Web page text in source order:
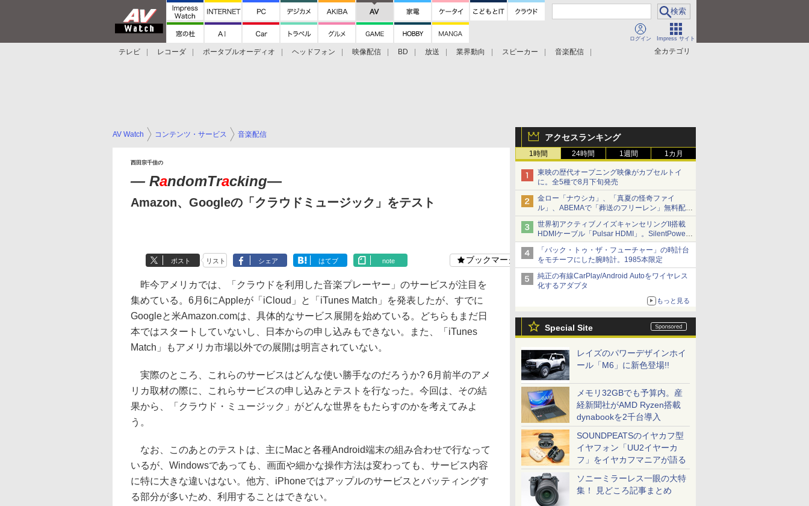
ログイン Impress サイト
全カテゴリ
テレビ レコーダ ポータブルオーディオ ヘッドフォン 映像配信 BD 放送 業界動向 スピーカー
音楽配信
アクセスランキング
1時間 24時間 1週間 1カ月
東映の歴代オープニング映像がカプセルトイ
に。全5種で8月下旬発売
金ロー「ナウシカ」、「真夏の怪奇ファイ
ル」、ABEMAで「葬送のフリーレン」無料配信
など。夏の特番・配信情報
世界初アクティブノイズキャンセリングII搭載
HDMIケーブル「Pulsar HDMI」。SilentPower
から
「バック・トゥ・ザ・フューチャー」の時計台
をモチーフにした腕時計。1985本限定
純正の有線CarPlay/Android Autoをワイヤレス
化するアダプタ
もっと見る
Special Site
レイズのパワーデザインホイ
ール「M6」に新色登場!!
メモリ32GBでも予算内。産
経新聞社がAMD Ryzen搭載
dynabookを2千台導入
SOUNDPEATSのイヤカフ型
イヤフォン「UU2イヤーカ
フ」をイヤカフマニアが語る
ソニーミラーレス一眼の大特
集！ 見どころ記事まとめ
AV Watch コンテンツ・サービス 音楽配信
西田宗千佳の
― RandomTracking―
Amazon、Googleの「クラウドミュージック」をテスト
ポスト リスト シェア はてブ note ブックマーク
昨今アメリカでは、「クラウドを利用した音楽プレーヤー」のサービスが注目を
集めている。6月6にAppleが「iCloud」と「iTunes Match」を発表したが、すでに
Googleと米Amazon.comは、具体的なサービス展開を始めている。どちらもまだ日
本ではスタートしていないし、日本からの申し込みもできない。また、「iTunes
Match」もアメリカ市場以外での展開は明言されていない。
実際のところ、これらのサービスはどんな使い勝手なのだろうか? 6月前半のアメ
リカ取材の際に、これらサービスの申し込みとテストを行なった。今回は、その結
果から、「クラウド・ミュージック」がどんな世界をもたらすのかを考えてみよ
う。
なお、このあとのテストは、主にMacと各種Android端末の組み合わせで行なって
いるが、Windowsであっても、画面や細かな操作方法は変わっても、サービス内容
に特に大きな違いはない。他方、iPhoneではアップルのサービスとバッティングす
る部分が多いため、利用することはできない。